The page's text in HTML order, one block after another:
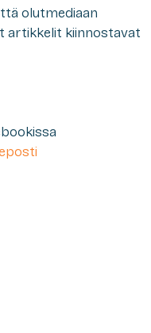
olutmediaan
artikkelit kiinnostavat